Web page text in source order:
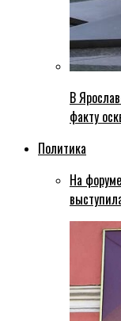
В
факту
Политика
На